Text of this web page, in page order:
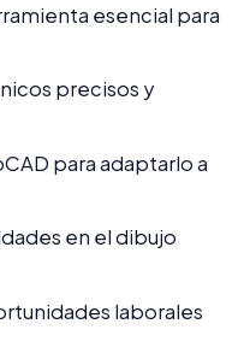
esencial para
precisos y
para adaptarlo a
en el dibujo
laborales